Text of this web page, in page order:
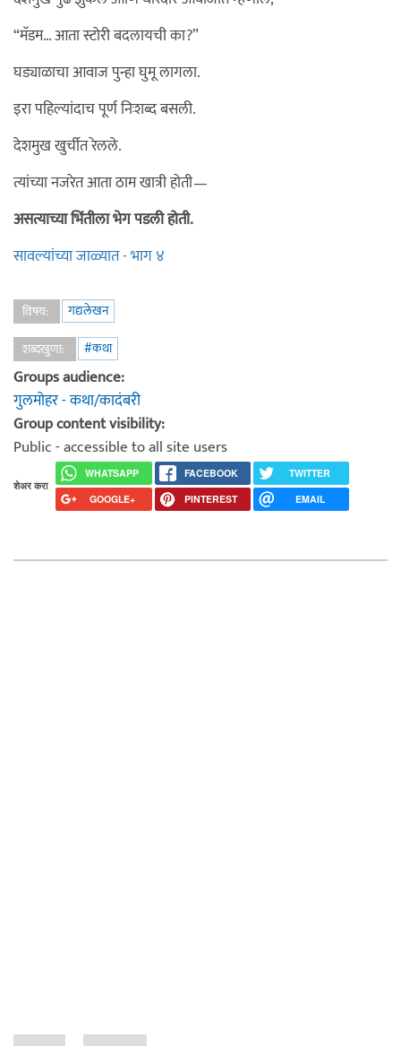
“मॅडम… आता स्टोरी बदलायची का?”
घड्याळाचा आवाज पुन्हा घुमू लागला.
इरा पहिल्यांदाच पूर्ण निःशब्द बसली.
देशमुख खुर्चीत रेलले.
त्यांच्या नजरेत आता ठाम खात्री होती—
असत्याच्या भिंतीला भेग पडली होती.
सावल्यांच्या जाळ्यात - भाग ४
विषय:
गद्यलेखन
शब्दखुणा:
#कथा
Groups audience:
गुलमोहर - कथा/कादंबरी
Group content visibility:
Public - accessible to all site users
शेअर करा
WHATSAPP FACEBOOK
TWITTER
GOOGLE+
PINTEREST EMAIL